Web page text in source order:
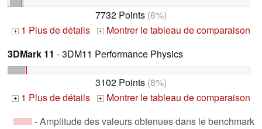
7732 Points (6%)
+ 1 Plus de détails + Montrer le tableau de comparaison
3DMark 11 - 3DM11 Performance Physics
3102 Points (8%)
+ 1 Plus de détails + Montrer le tableau de comparaison
- Amplitude des valeurs obtenues dans le benchmark